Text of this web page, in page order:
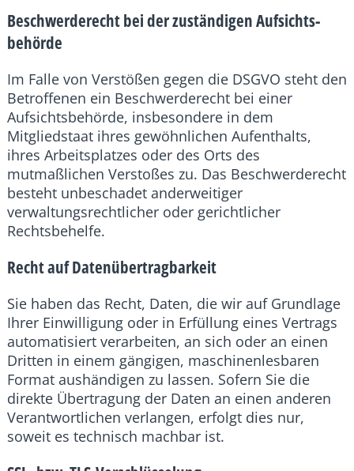
Beschwerde­recht bei der zuständigen Aufsichts­
behörde
Im Falle von Verstößen gegen die DSGVO steht den
Betroffenen ein Beschwerderecht bei einer
Aufsichtsbehörde, insbesondere in dem
Mitgliedstaat ihres gewöhnlichen Aufenthalts,
ihres Arbeitsplatzes oder des Orts des
mutmaßlichen Verstoßes zu. Das Beschwerderecht
besteht unbeschadet anderweitiger
verwaltungsrechtlicher oder gerichtlicher
Rechtsbehelfe.
Recht auf Daten­übertrag­barkeit
Sie haben das Recht, Daten, die wir auf Grundlage
Ihrer Einwilligung oder in Erfüllung eines Vertrags
automatisiert verarbeiten, an sich oder an einen
Dritten in einem gängigen, maschinenlesbaren
Format aushändigen zu lassen. Sofern Sie die
direkte Übertragung der Daten an einen anderen
Verantwortlichen verlangen, erfolgt dies nur,
soweit es technisch machbar ist.